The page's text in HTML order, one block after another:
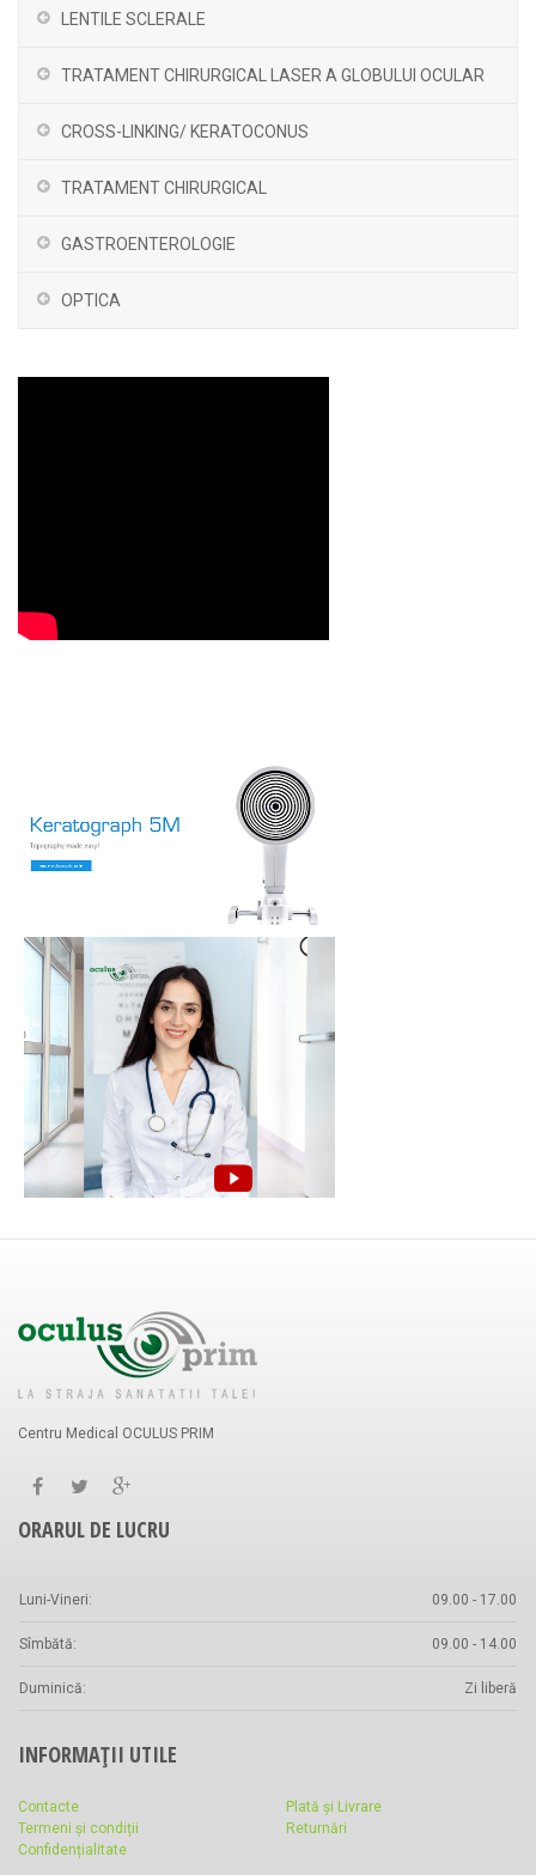
LENTILE SCLERALE
TRATAMENT CHIRURGICAL LASER A GLOBULUI OCULAR
CROSS-LINKING/ KERATOCONUS
TRATAMENT CHIRURGICAL
GASTROENTEROLOGIE
OPTICA
Centru Medical OCULUS PRIM
ORARUL DE LUCRU
Luni-Vineri: 09.00 - 17.00
Sîmbătă: 09.00 - 14.00
Duminică: Zi liberă
INFORMAȚII UTILE
Contacte
Termeni și condiții
Confidențialitate
Plată și Livrare
Returnări